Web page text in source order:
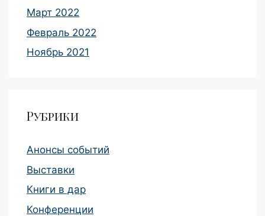
Март 2022
Февраль 2022
Ноябрь 2021
Рубрики
Анонсы событий
Выставки
Книги в дар
Конференции